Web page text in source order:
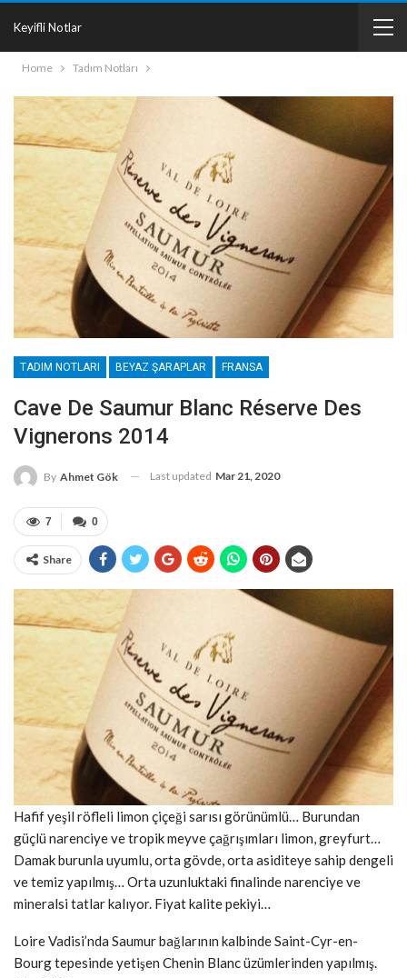
Keyifli Notlar
Home Tadım Notları
TADIM NOTLARI BEYAZ ŞARAPLAR FRANSA
Cave De Saumur Blanc Réserve Des
Vignerons 2014
By Ahmet Gök Last updated Mar 21, 2020
0
7
Share
Hafif yeşil röfleli limon çiçeği sarısı görünümlü… Burundan
güçlü narenciye ve tropik meyve çağrışımları limon, greyfurt…
Damak burunla uyumlu, orta gövde, orta asiditeye sahip dengeli
ve temiz yapılmış… Orta uzunluktaki finalinde narenciye ve
mineralsi tatlar kalıyor. Fiyat kalite pekiyi…
Loire Vadisi’nda Saumur bağlarının kalbinde Saint-Cyr-en-
Bourg tepesinde yetişen Chenin Blanc üzümlerinden yapılmış.